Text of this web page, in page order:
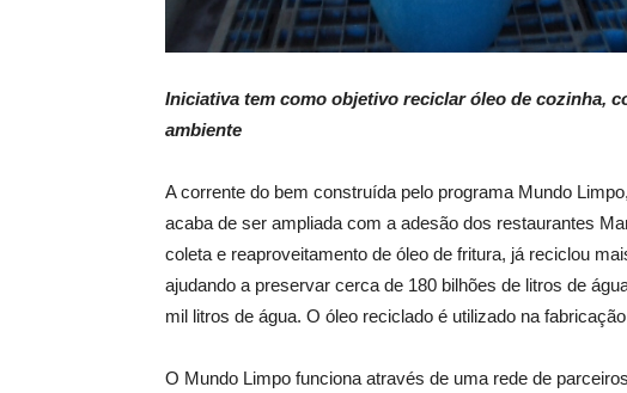
Iniciativa tem como objetivo reciclar óleo de cozinha,
ambiente
A corrente do bem construída pelo programa Mundo
acaba de ser ampliada com a adesão dos restaurantes
coleta e reaproveitamento de óleo de fritura, já reciclou
ajudando a preservar cerca de 180 bilhões de litros de
mil litros de água. O óleo reciclado é utilizado na
O Mundo Limpo funciona através de uma rede de